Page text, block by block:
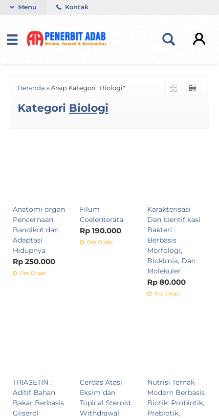
Menu Kontak
Beranda » Arsip Kategori "Biologi"
Kategori Biologi
Anatomi organ
Pencernaan
Bandikut dan
Adaptasi
Hidupnya
Rp 250.000
Pre Order
Filum
Coelenterata
Rp 190.000
Pre Order
Karakterisasi
Dan Identifikasi
Bakteri :
Berbasis
Morfologi,
Biokimia, Dan
Molekuler
Rp 80.000
Pre Order
TRIASETIN :
Aditif Bahan
Bakar Berbasis
Gliserol
Cerdas Atasi
Eksim dan
Topical Steroid
Withdrawal
Nutrisi Ternak
Modern Berbasis
Biotik: Probiotik,
Prebiotik,